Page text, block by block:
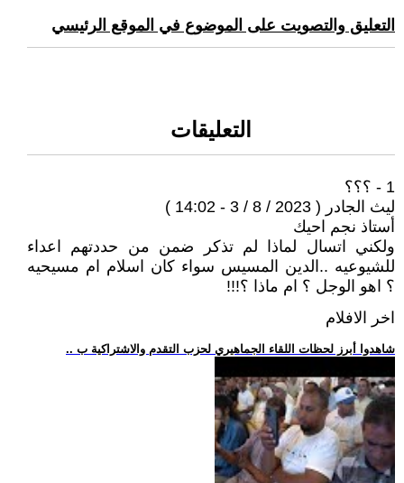
التعليق والتصويت على الموضوع في الموقع الرئيسي
التعليقات
1 - ؟؟؟
ليث الجادر ( 2023 / 8 / 3 - 14:02 )
أستاذ نجم احيك
ولكني اتسال لماذا لم تذكر ضمن من حددتهم اعداء
للشيوعيه ..الدين المسيس سواء كان اسلام ام مسيحيه
؟ اهو الوجل ؟ ام ماذا ؟!!!
اخر الافلام
.. شاهدوا أبرز لحظات اللقاء الجماهيري لحزب التقدم والاشتراكية ب